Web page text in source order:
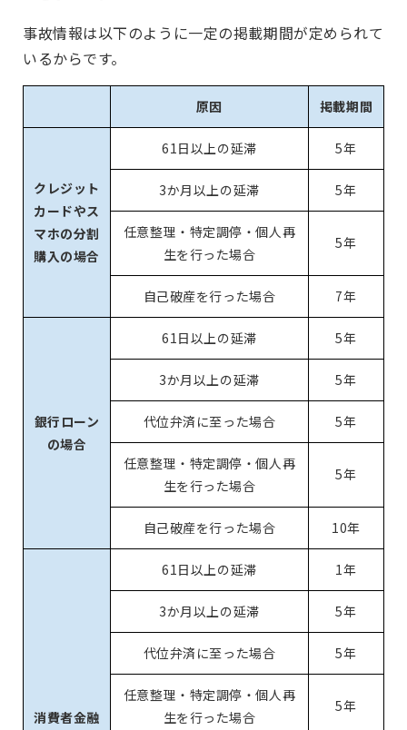
事故情報は以下のように一定の掲載期間が定められて
いるからです。
原因 掲載期間
クレジット
カードやス
マホの分割
購入の場合
61日以上の延滞 5年
3か月以上の延滞 5年
任意整理・特定調停・個人再
生を行った場合
5年
自己破産を行った場合 7年
銀行ローン
の場合
61日以上の延滞 5年
3か月以上の延滞 5年
代位弁済に至った場合 5年
任意整理・特定調停・個人再
生を行った場合
5年
自己破産を行った場合 10年
消費者金融
61日以上の延滞 1年
3か月以上の延滞 5年
代位弁済に至った場合 5年
任意整理・特定調停・個人再
生を行った場合
5年